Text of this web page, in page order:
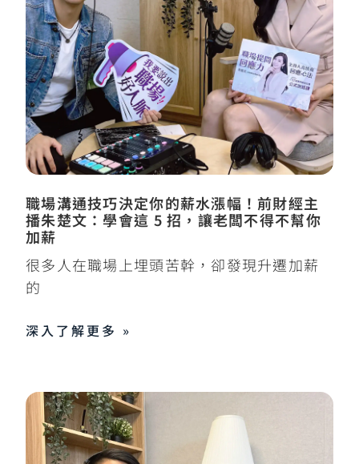
職場溝通技巧決定你的薪水漲幅！前財經主
播朱楚文：學會這 5 招，讓老闆不得不幫你
加薪
很多人在職場上埋頭苦幹，卻發現升遷加薪
的
深入了解更多 »